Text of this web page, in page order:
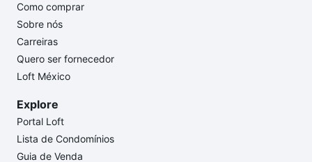
Como comprar
Sobre nós
Carreiras
Quero ser fornecedor
Loft México
Explore
Portal Loft
Lista de Condomínios
Guia de Venda